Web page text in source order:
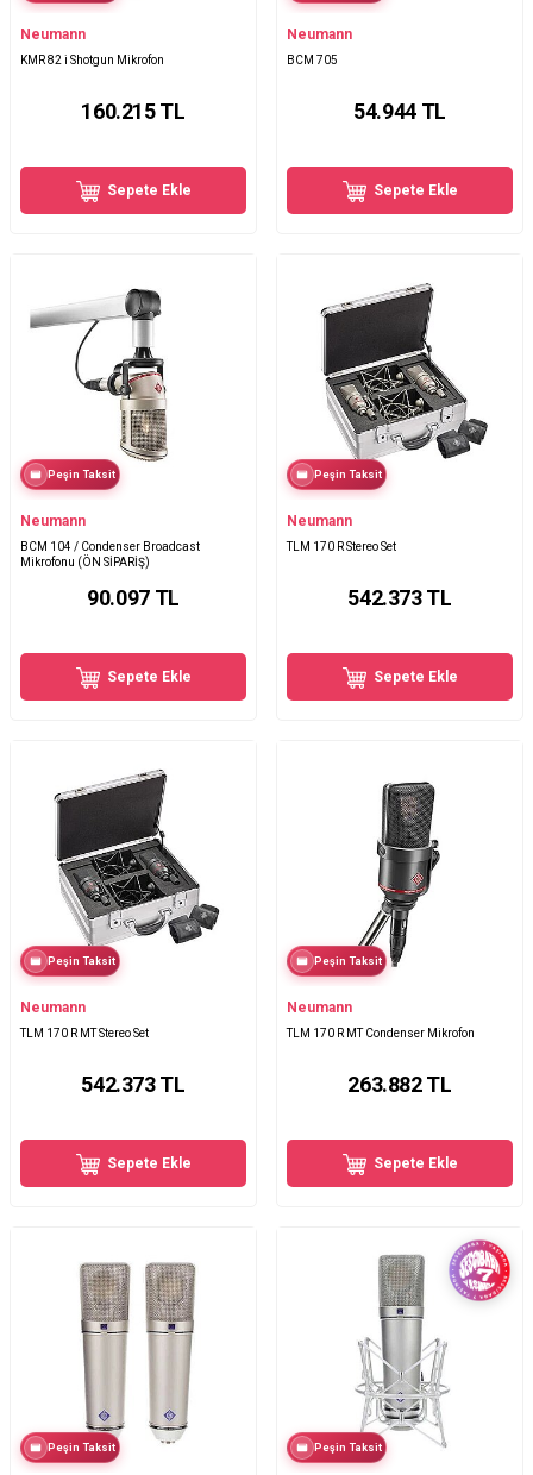
Neumann
KMR 82 i Shotgun Mikrofon
160.215TL
Sepete Ekle
Neumann
BCM 705
54.944TL
Sepete Ekle
Peşin Taksit
Neumann
BCM 104 / Condenser Broadcast
Mikrofonu (ÖN SİPARİŞ)
90.097TL
Sepete Ekle
Peşin Taksit
Neumann
TLM 170 R Stereo Set
542.373TL
Sepete Ekle
Peşin Taksit
Neumann
TLM 170 R MT Stereo Set
542.373TL
Sepete Ekle
Peşin Taksit
Neumann
TLM 170 R MT Condenser Mikrofon
263.882TL
Sepete Ekle
Peşin Taksit Peşin Taksit